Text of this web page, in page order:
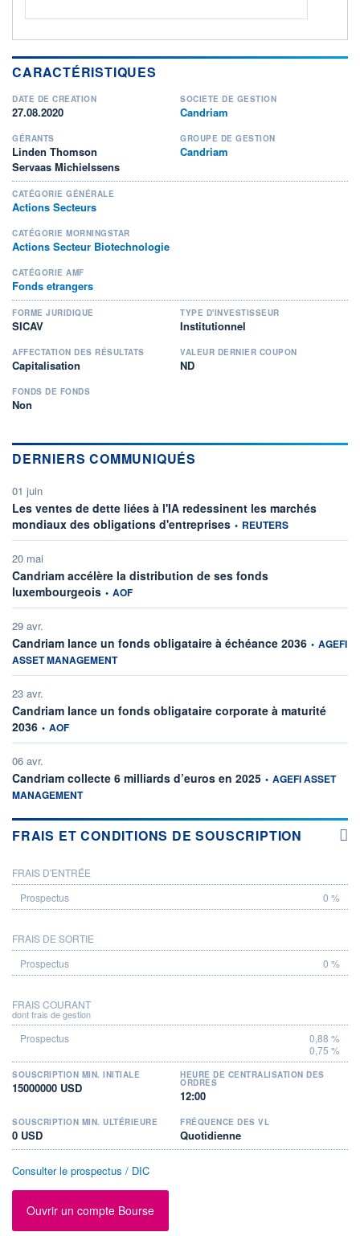
CARACTÉRISTIQUES
DATE DE CRÉATION
27.08.2020
SOCIÉTÉ DE GESTION
Candriam
GÉRANTS
Linden Thomson
Servaas Michielssens
GROUPE DE GESTION
Candriam
CATÉGORIE GÉNÉRALE
Actions Secteurs
CATÉGORIE MORNINGSTAR
Actions Secteur Biotechnologie
CATÉGORIE AMF
Fonds etrangers
FORME JURIDIQUE
SICAV
TYPE D'INVESTISSEUR
Institutionnel
AFFECTATION DES RÉSULTATS
Capitalisation
VALEUR DERNIER COUPON
ND
FONDS DE FONDS
Non
DERNIERS COMMUNIQUÉS
01 juin
Les ventes de dette liées à l'IA redessinent les marchés
mondiaux des obligations d'entreprises information fournie par
• REUTERS
20 mai
Candriam accélère la distribution de ses fonds
luxembourgeois information fournie par
• AOF
29 avr.
Candriam lance un fonds obligataire à échéance 2036 • AGEFI
ASSET MANAGEMENT
23 avr.
Candriam lance un fonds obligataire corporate à maturité
2036 information fournie par
• AOF
06 avr.
Candriam collecte 6 milliards d’euros en 2025 information fournie par
• AGEFI ASSET
MANAGEMENT
FRAIS ET CONDITIONS DE SOUSCRIPTION
PROSPECTUS
FRAIS D'ENTRÉE
0 %
FRAIS DE SORTIE
0 %
FRAIS COURANT
dont frais de gestion
0,88 %
0,75 %
SOUSCRIPTION MIN. INITIALE
15000000 USD
HEURE DE CENTRALISATION DES
ORDRES
12:00
SOUSCRIPTION MIN. ULTÉRIEURE
0 USD
FRÉQUENCE DES VL
Quotidienne
Consulter le prospectus / DIC
Ouvrir un compte Bourse